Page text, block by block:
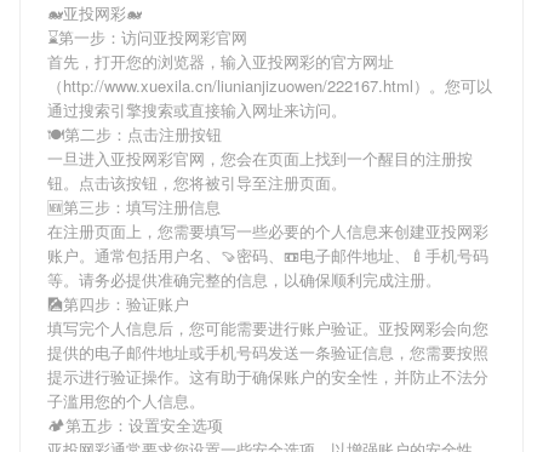
🐋亚投网彩🐋
⌛️第一步：访问亚投网彩官网
首先，打开您的浏览器，输入亚投网彩的官方网址
（http://www.xuexila.cn/liunianjizuowen/222167.html）。您可以
通过搜索引擎搜索或直接输入网址来访问。
🍽第二步：点击注册按钮
一旦进入亚投网彩官网，您会在页面上找到一个醒目的注册按
钮。点击该按钮，您将被引导至注册页面。
🆕第三步：填写注册信息
在注册页面上，您需要填写一些必要的个人信息来创建亚投网彩
账户。通常包括用户名、🍠密码、📼电子邮件地址、🍼手机号码
等。请务必提供准确完整的信息，以确保顺利完成注册。
🎑第四步：验证账户
填写完个人信息后，您可能需要进行账户验证。亚投网彩会向您
提供的电子邮件地址或手机号码发送一条验证信息，您需要按照
提示进行验证操作。这有助于确保账户的安全性，并防止不法分
子滥用您的个人信息。
🏕第五步：设置安全选项